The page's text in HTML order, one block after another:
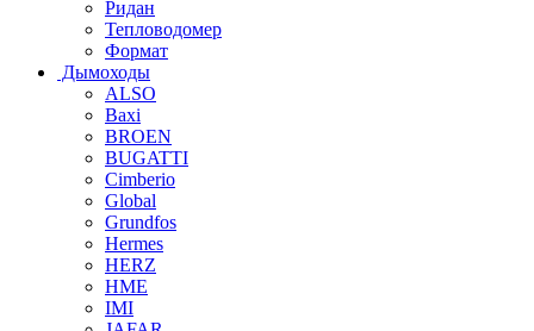
Ридан
Тепловодомер
Формат
Дымоходы
ALSO
Baxi
BROEN
BUGATTI
Cimberio
Global
Grundfos
Hermes
HERZ
HME
IMI